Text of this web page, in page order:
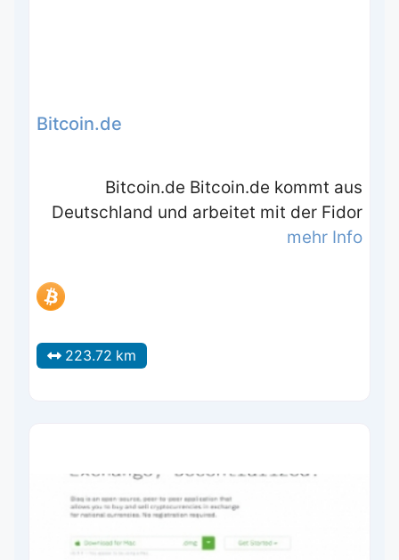
Bitcoin.de
Bitcoin.de Bitcoin.de kommt aus
Deutschland und arbeitet mit der Fidor
mehr Info
223.72 km